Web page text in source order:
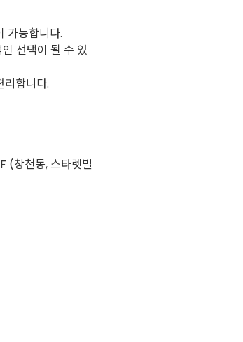
가능합니다.
선택이 될 수 있
리합니다.
(창천동, 스타렛빌